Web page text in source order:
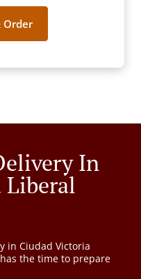
Order
In
Liberal
in Ciudad Victoria
the time to prepare